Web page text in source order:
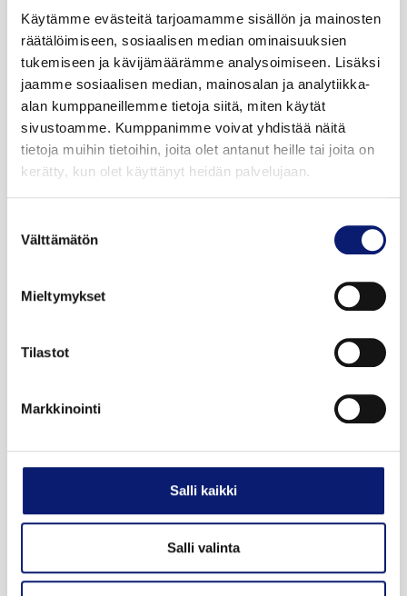
Käytämme evästeitä tarjoamamme sisällön ja mainosten
räätälöimiseen, sosiaalisen median ominaisuuksien
tukemiseen ja kävijämäärämme analysoimiseen. Lisäksi
jaamme sosiaalisen median, mainosalan ja analytiikka-
alan kumppaneillemme tietoja siitä, miten käytät
sivustoamme. Kumppanimme voivat yhdistää näitä
tietoja muihin tietoihin, joita olet antanut heille tai joita on
kerätty, kun olet käyttänyt heidän palvelujaan.
valinta
Välttämätön
Mieltymykset
Tilastot
Markkinointi
Salli kaikki
Salli valinta
VOLVO EX40
TWIN PERFORMANCE ULTRA BLACK EDITION
58 800 € alk. 654 €/kk
2026 Vantaa
50 800 €